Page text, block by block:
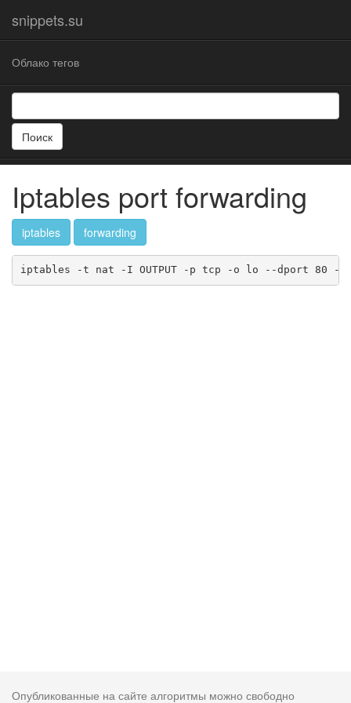
snippets.su
Облако тегов
Поиск
Iptables port forwarding
iptables forwarding
Опубликованные на сайте алгоритмы можно свободно